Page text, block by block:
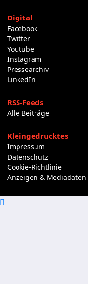
Digital
Facebook
Twitter
Youtube
Instagram
Pressearchiv
LinkedIn
RSS-Feeds
Alle Beiträge
Kleingedrucktes
Impressum
Datenschutz
Cookie-Richtlinie
Anzeigen & Mediadaten